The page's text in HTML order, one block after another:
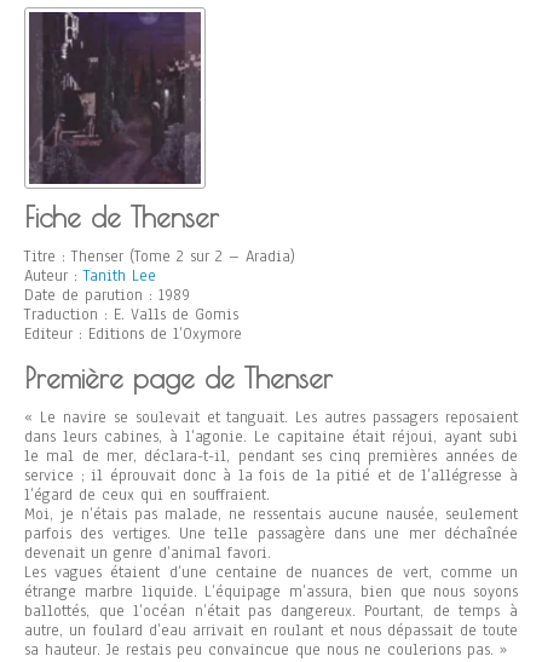
Fiche de Thenser
Titre : Thenser (Tome 2 sur 2 – Aradia)
Auteur :Tanith Lee
Date de parution : 1989
Traduction : E. Valls de Gomis
Editeur : Editions de l’Oxymore
Première page de Thenser
« Le navire se soulevait et tanguait. Les autres passagers reposaient
dans leurs cabines, à l’agonie. Le capitaine était réjoui, ayant subi
le mal de mer, déclara-t-il, pendant ses cinq premières années de
service ; il éprouvait donc à la fois de la pitié et de l’allégresse à
l’égard de ceux qui en souffraient.
Moi, je n’étais pas malade, ne ressentais aucune nausée, seulement
parfois des vertiges. Une telle passagère dans une mer déchaînée
devenait un genre d’animal favori.
Les vagues étaient d’une centaine de nuances de vert, comme un
étrange marbre liquide. L’équipage m’assura, bien que nous soyons
ballottés, que l’océan n’était pas dangereux. Pourtant, de temps à
autre, un foulard d’eau arrivait en roulant et nous dépassait de toute
sa hauteur. Je restais peu convaincue que nous ne coulerions pas. »